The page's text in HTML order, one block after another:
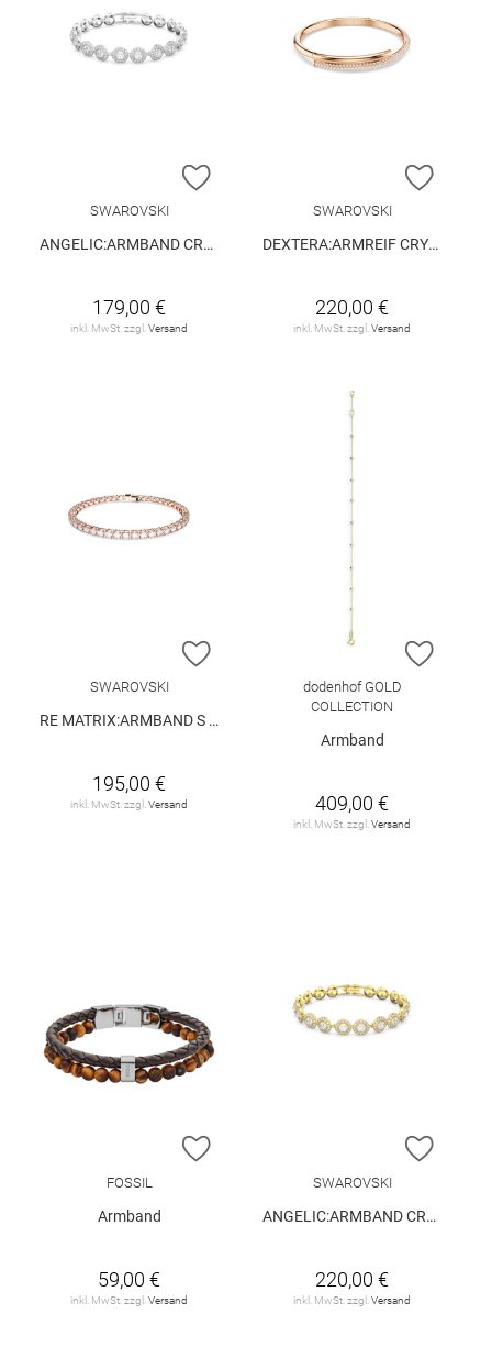
ZUR WUNSCHLISTE HINZUFÜGEN
SWAROVSKI
ANGELIC:ARMBAND CRY/RHS
179,00 €
inkl. MwSt. zzgl. Versand
ZUR
SWAROVSKI
DEXTERA:ARMREIF CRY/ROS M
220,00 €
inkl. MwSt. zzgl. Versand
ZUR WUNSCHLISTE HINZUFÜGEN
SWAROVSKI
RE MATRIX:ARMBAND S WHITE/ROS M
195,00 €
inkl. MwSt. zzgl. Versand
ZUR
dodenhof GOLD
COLLECTION
Armband
409,00 €
inkl. MwSt. zzgl. Versand
ZUR WUNSCHLISTE HINZUFÜGEN
FOSSIL
Armband
59,00 €
inkl. MwSt. zzgl. Versand
ZUR
SWAROVSKI
ANGELIC:ARMBAND CRY/GOS M
220,00 €
inkl. MwSt. zzgl. Versand